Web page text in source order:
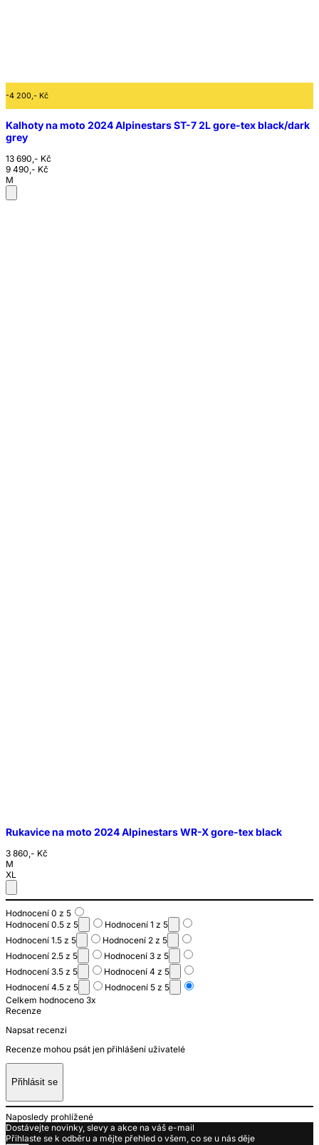
-4 200,- Kč
Kalhoty na moto 2024 Alpinestars ST-7 2L gore-tex black/dark
grey
13 690,- Kč
9 490,- Kč
M
Rukavice na moto 2024 Alpinestars WR-X gore-tex black
3 860,- Kč
M
XL
Hodnocení 0 z 5
Hodnocení 0.5 z 5
Hodnocení 1 z 5
Hodnocení 1.5 z 5
Hodnocení 2 z 5
Hodnocení 2.5 z 5
Hodnocení 3 z 5
Hodnocení 3.5 z 5
Hodnocení 4 z 5
Hodnocení 4.5 z 5
Hodnocení 5 z 5
Celkem hodnoceno 3x
Recenze
Napsat recenzi
Recenze mohou psát jen přihlášení uživatelé
Přihlásit se
Naposledy prohlížené
Dostávejte novinky, slevy a akce na váš e-mail
Přihlaste se k odběru a mějte přehled o všem, co se u nás děje